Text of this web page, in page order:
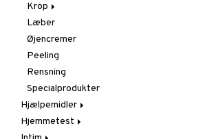
Shampoo & Balsam
Balsam
Shampoo
Skæl
Eksem
Problemhud
Tør hud
Krop
Bodylotion
Brusebad
Deodorant
Peeling
Salve
Underlivshygiejne
Læber
Øjencremer
Peeling
Rensning
Specialprodukter
Hjælpemidler
Bad & Toilet
Hjemmetest